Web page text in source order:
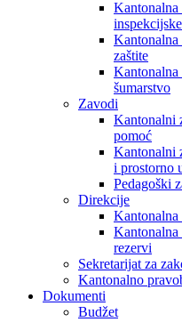
Kantonalna
zaštite
Kantonalna
šumarstvo
Zavodi
Kantonalni
pomoć
Kantonalni
i prostorno
Pedagoški
Direkcije
Kantonalna
rezervi
Sekretarijat za
Kantonalno
Dokumenti
Budžet